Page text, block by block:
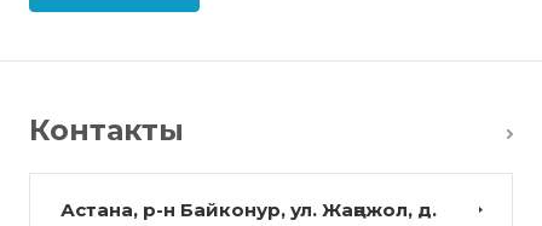
Контакты
Астана, р-н Байконур, ул. Жаңажол, д.